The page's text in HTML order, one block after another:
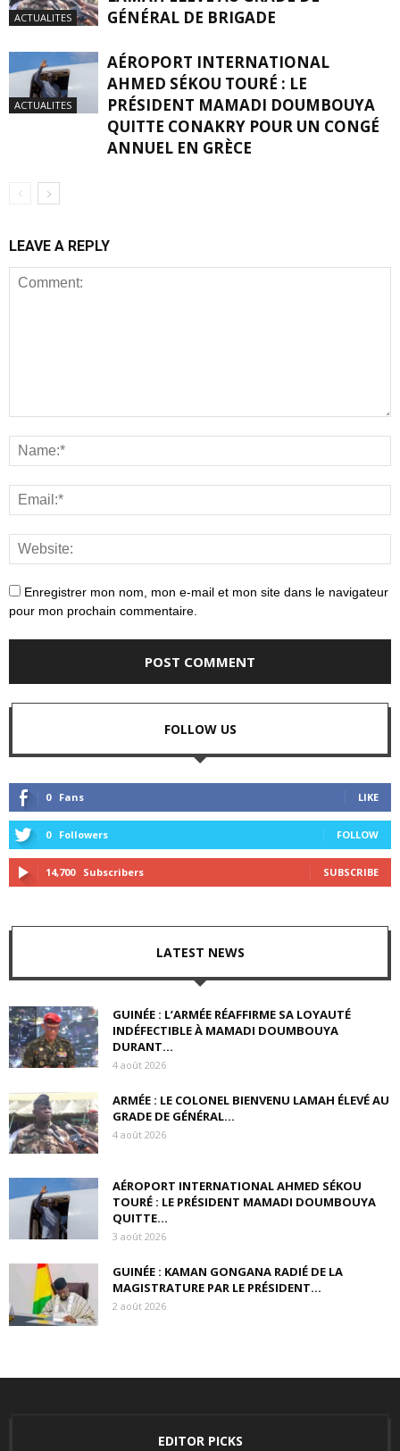
ACTUALITES
GÉNÉRAL DE BRIGADE
ACTUALITES
AÉROPORT INTERNATIONAL
AHMED SÉKOU TOURÉ : LE
PRÉSIDENT MAMADI DOUMBOUYA
QUITTE CONAKRY POUR UN CONGÉ
ANNUEL EN GRÈCE
LEAVE A REPLY
Enregistrer mon nom, mon e-mail et mon site dans le navigateur
pour mon prochain commentaire.
FOLLOW US
0 Fans LIKE
0 Followers FOLLOW
14,700 Subscribers SUBSCRIBE
LATEST NEWS
GUINÉE : L’ARMÉE RÉAFFIRME SA LOYAUTÉ
INDÉFECTIBLE À MAMADI DOUMBOUYA
DURANT...
4 août 2026
ARMÉE : LE COLONEL BIENVENU LAMAH ÉLEVÉ AU
GRADE DE GÉNÉRAL...
4 août 2026
AÉROPORT INTERNATIONAL AHMED SÉKOU
TOURÉ : LE PRÉSIDENT MAMADI DOUMBOUYA
QUITTE...
3 août 2026
GUINÉE : KAMAN GONGANA RADIÉ DE LA
MAGISTRATURE PAR LE PRÉSIDENT...
2 août 2026
EDITOR PICKS